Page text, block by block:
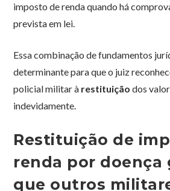
imposto de renda quando há
prevista em lei.
Essa combinação de fundamentos
determinante para que o juiz
policial militar à restituição dos
indevidamente.
Restituição de
renda por doença
que outros